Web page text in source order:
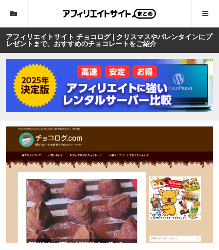
アフィリエイトサイト チョコログ | クリスマスやバレンタインにプ
レゼントまで、おすすめのチョコレートをご紹介